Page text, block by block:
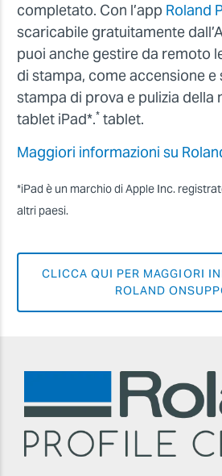
completato. Con l’app Roland
scaricabile gratuitamente
puoi anche gestire da remoto
di stampa, come accensione e
stampa di prova e pulizia della
tablet iPad*.* tablet.
Maggiori informazioni su
*iPad è un marchio di Apple Inc.
altri paesi.
CLICCA QUI PER MAGGIORI
ROLAND